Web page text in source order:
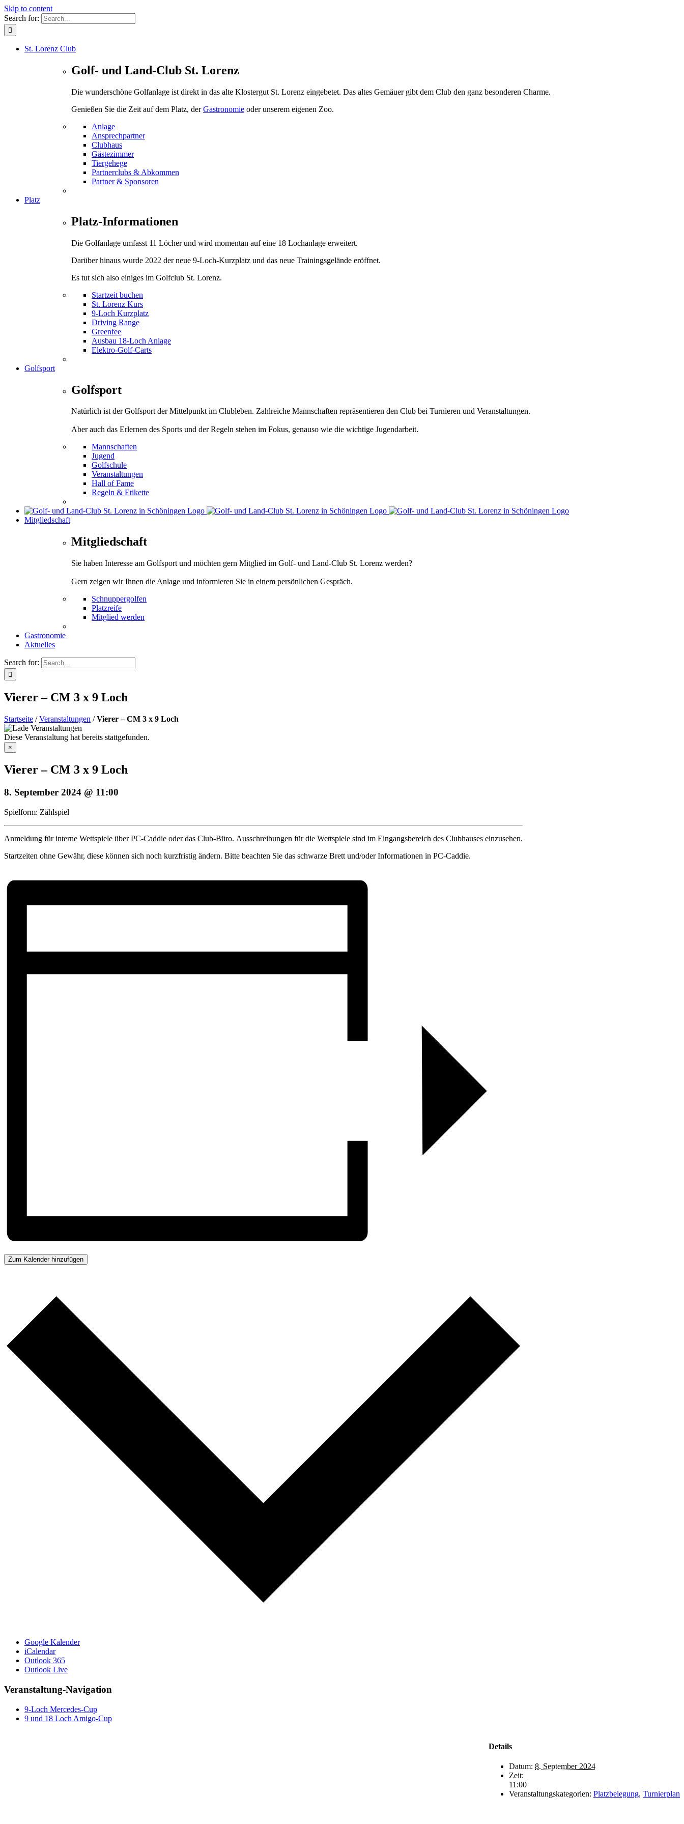
Skip to content
Search for:
St. Lorenz Club
Golf- und Land-Club St. Lorenz
Die wunderschöne Golfanlage ist direkt in das alte Klostergut St. Lorenz eingebetet. Das altes Gemäuer gibt dem Club den ganz besonderen Charme.
Genießen Sie die Zeit auf dem Platz, derGastronomie oder unserem eigenen Zoo.
Anlage
Ansprechpartner
Clubhaus
Gästezimmer
Tiergehege
Partnerclubs & Abkommen
Partner & Sponsoren
Platz
Platz-Informationen
Die Golfanlage umfasst 11 Löcher und wird momentan auf eine 18 Lochanlage erweitert.
Darüber hinaus wurde 2022 der neue 9-Loch-Kurzplatz und das neue Trainingsgelände eröffnet.
Es tut sich also einiges im Golfclub St. Lorenz.
Startzeit buchen
St. Lorenz Kurs
9-Loch Kurzplatz
Driving Range
Greenfee
Ausbau 18-Loch Anlage
Elektro-Golf-Carts
Golfsport
Golfsport
Natürlich ist der Golfsport der Mittelpunkt im Clubleben. Zahlreiche Mannschaften repräsentieren den Club bei Turnieren und Veranstaltungen.
Aber auch das Erlernen des Sports und der Regeln stehen im Fokus, genauso wie die wichtige Jugendarbeit.
Mannschaften
Jugend
Golfschule
Veranstaltungen
Hall of Fame
Regeln & Etikette
Mitgliedschaft
Mitgliedschaft
Sie haben Interesse am Golfsport und möchten gern Mitglied im Golf- und Land-Club St. Lorenz werden?
Gern zeigen wir Ihnen die Anlage und informieren Sie in einem persönlichen Gespräch.
Schnuppergolfen
Platzreife
Mitglied werden
Gastronomie
Aktuelles
Search for:
Vierer – CM 3 x 9 Loch
Startseite /Veranstaltungen /Vierer – CM 3 x 9 Loch
Diese Veranstaltung hat bereits stattgefunden.
×
Vierer – CM 3 x 9 Loch
8. September 2024 @ 11:00
Spielform: Zählspiel
Anmeldung für interne Wettspiele über PC-Caddie oder das Club-Büro. Ausschreibungen für die Wettspiele sind im Eingangsbereich des Clubhauses einzusehen.
Startzeiten ohne Gewähr, diese können sich noch kurzfristig ändern. Bitte beachten Sie das schwarze Brett und/oder Informationen in PC-Caddie.
Zum Kalender hinzufügen
Google Kalender
iCalendar
Outlook 365
Outlook Live
Veranstaltung-Navigation
9-Loch Mercedes-Cup
9 und 18 Loch Amigo-Cup
Details
Datum: 8. September 2024
Zeit:
11:00
Veranstaltungskategorien: Platzbelegung, Turnierplan